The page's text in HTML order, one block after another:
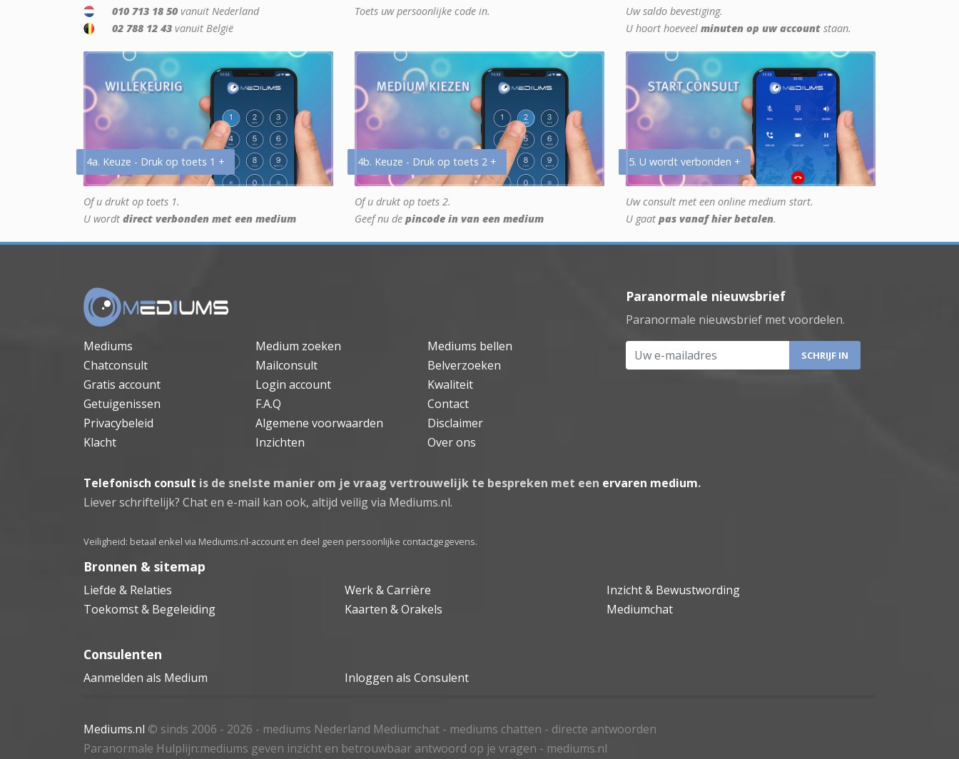
010 713 18 50 vanuit Nederland
02 788 12 43 vanuit België
Toets uw persoonlijke code in.
Uw saldo bevestiging.
U hoort hoeveel minuten op uw account staan.
4a. Keuze - Druk op toets 1 +
Of u drukt op toets 1.
U wordt direct verbonden met een medium
4b. Keuze - Druk op toets 2 +
Of u drukt op toets 2.
Geef nu de pincode in van een medium
5. U wordt verbonden +
Uw consult met een online medium start.
U gaat pas vanaf hier betalen.
Mediums Medium zoeken
Mediums bellen
Chatconsult
Mailconsult
Belverzoeken
Gratis account
Login account
Kwaliteit
Getuigenissen
F.A.Q
Contact
Privacybeleid
Algemene voorwaarden
Disclaimer
Klacht
Inzichten Over ons
Paranormale nieuwsbrief
Paranormale nieuwsbrief met voordelen.
Uw e-mailadres
Telefonisch consult is de snelste manier om je vraag vertrouwelijk te bespreken met een ervaren medium.
Liever schriftelijk? Chat en e-mail kan ook, altijd veilig via Mediums.nl.
Veiligheid: betaal enkel via Mediums.nl-account en deel geen persoonlijke contactgegevens.
Bronnen & sitemap
Liefde & Relaties Werk & Carrière
Inzicht & Bewustwording
Toekomst & Begeleiding
Kaarten & Orakels Mediumchat
Consulenten
Aanmelden als Medium Inloggen als Consulent
Mediums.nl © sinds 2006 - 2026 - mediums Nederland Mediumchat - mediums chatten - directe antwoorden
Paranormale Hulplijn:mediums geven inzicht en betrouwbaar antwoord op je vragen - mediums.nl